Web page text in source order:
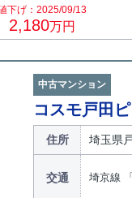
下げ：2025/09/13
2,180万円
中古マンション
コスモ戸田
住所 埼玉県
交通 埼京線